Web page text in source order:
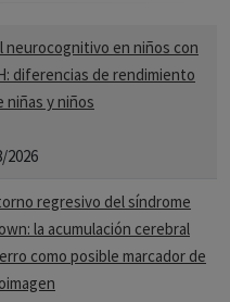
neurocognitivo en niños con
diferencias de rendimiento
niñas y niños
2026
regresivo del síndrome
la acumulación cerebral
como posible marcador de